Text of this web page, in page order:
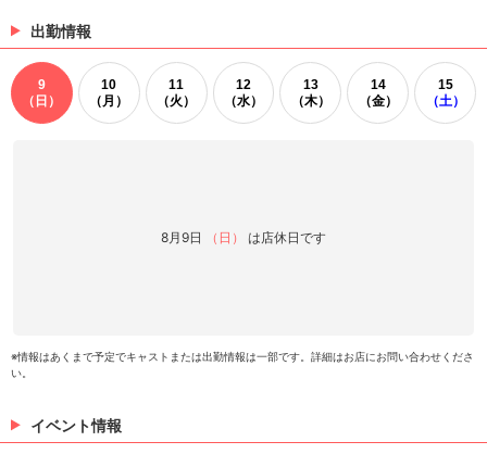
出勤情報
9
（日）
10
（月）
11
（火）
12
（水）
13
（木）
14
（金）
15
（土）
8月9日 （日） は店休日です
※情報はあくまで予定でキャストまたは出勤情報は一部です。詳細はお店にお問い合わせくださ
い。
イベント情報